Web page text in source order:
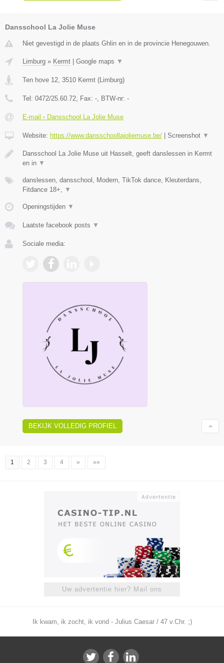
Dansschool La Jolie Muse
Niet gevestigd in de plaats Ghlin en in de provincie Henegouwen.
Limburg » Kermt Google maps ▼
Ten hove 12 3510 Kermt ( Limburg)
Tel: 0472/25.60.72 , Fax: - , BTW-nr: -
E-mail › Dansschool La Jolie Muse
Website: https://www.dansschoollajoliemuse.be/ Screenshot ▼
Dansschool La Jolie Muse uit Hasselt, geeft danslessen in Kermt
en in ▼
danslessen, dansschool, Modern, TikTok dance, Kleuterdans,
Fitdance 18+,
▼
Openingstijden ▼
Laatste facebook posts ▼
Sociale media:
BEKIJK VOLLEDIG PROFIEL
1 2 3 4 » »»
Uw advertentie hier? Mail ons
Ik kwam, ik zocht, ik vond - Julius Caesar / 47 v.Chr. ;)